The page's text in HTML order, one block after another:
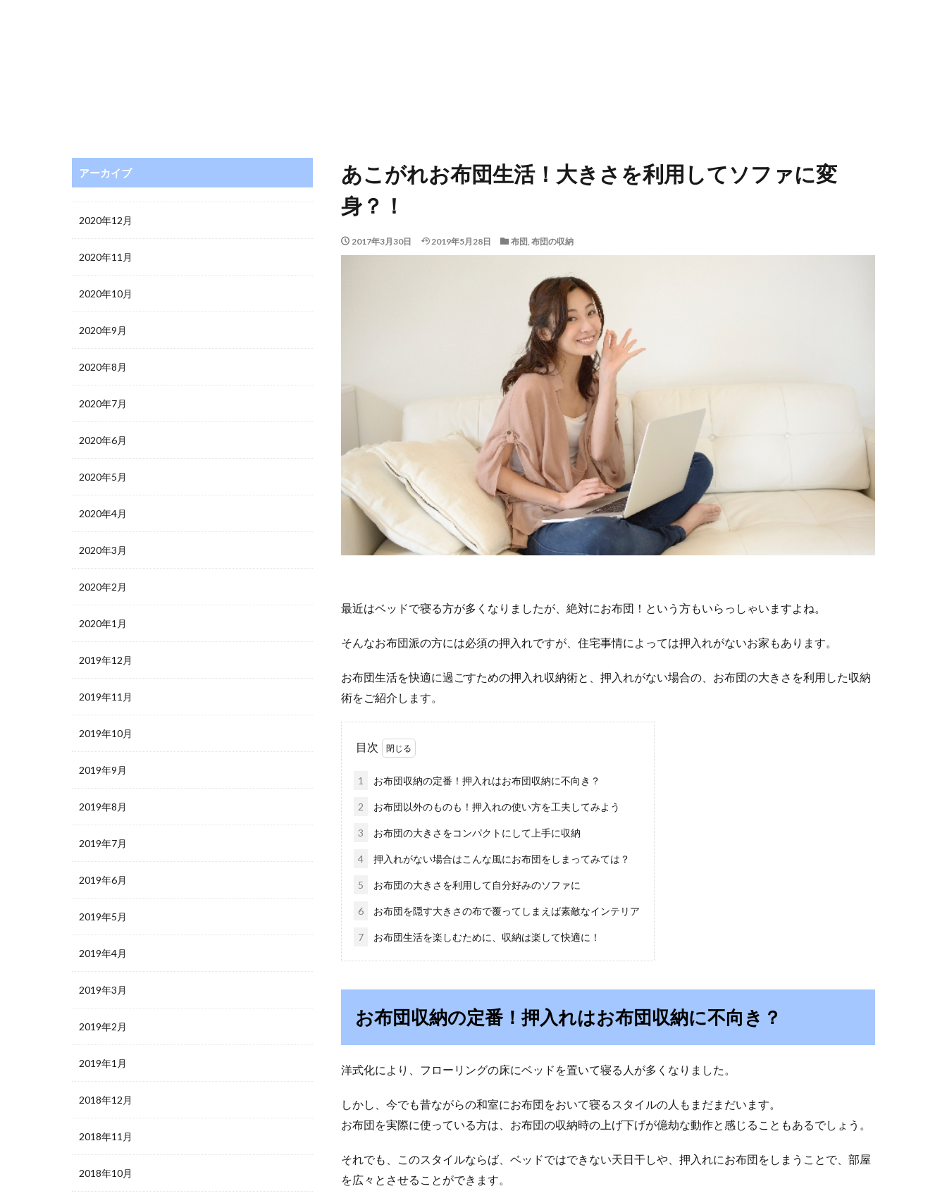
あこがれお布団生活！大きさを利用してソファに変
身？！
2017年3月30日 2019年5月28日 布団, 布団の収納
最近はベッドで寝る方が多くなりましたが、絶対にお布団！という方もいらっしゃいますよね。
そんなお布団派の方には必須の押入れですが、住宅事情によっては押入れがないお家もあります。
お布団生活を快適に過ごすための押入れ収納術と、押入れがない場合の、お布団の大きさを利用した収納
術をご紹介します。
目次
1 お布団収納の定番！押入れはお布団収納に不向き？
2 お布団以外のものも！押入れの使い方を工夫してみよう
3 お布団の大きさをコンパクトにして上手に収納
4 押入れがない場合はこんな風にお布団をしまってみては？
5 お布団の大きさを利用して自分好みのソファに
6 お布団を隠す大きさの布で覆ってしまえば素敵なインテリア
7 お布団生活を楽しむために、収納は楽して快適に！
お布団収納の定番！押入れはお布団収納に不向き？
洋式化により、フローリングの床にベッドを置いて寝る人が多くなりました。
しかし、今でも昔ながらの和室にお布団をおいて寝るスタイルの人もまだまだいます。
お布団を実際に使っている方は、お布団の収納時の上げ下げが億劫な動作と感じることもあるでしょう。
それでも、このスタイルならば、ベッドではできない天日干しや、押入れにお布団をしまうことで、部屋
を広々とさせることができます。
アーカイブ
2020年12月
2020年11月
2020年10月
2020年9月
2020年8月
2020年7月
2020年6月
2020年5月
2020年4月
2020年3月
2020年2月
2020年1月
2019年12月
2019年11月
2019年10月
2019年9月
2019年8月
2019年7月
2019年6月
2019年5月
2019年4月
2019年3月
2019年2月
2019年1月
2018年12月
2018年11月
2018年10月